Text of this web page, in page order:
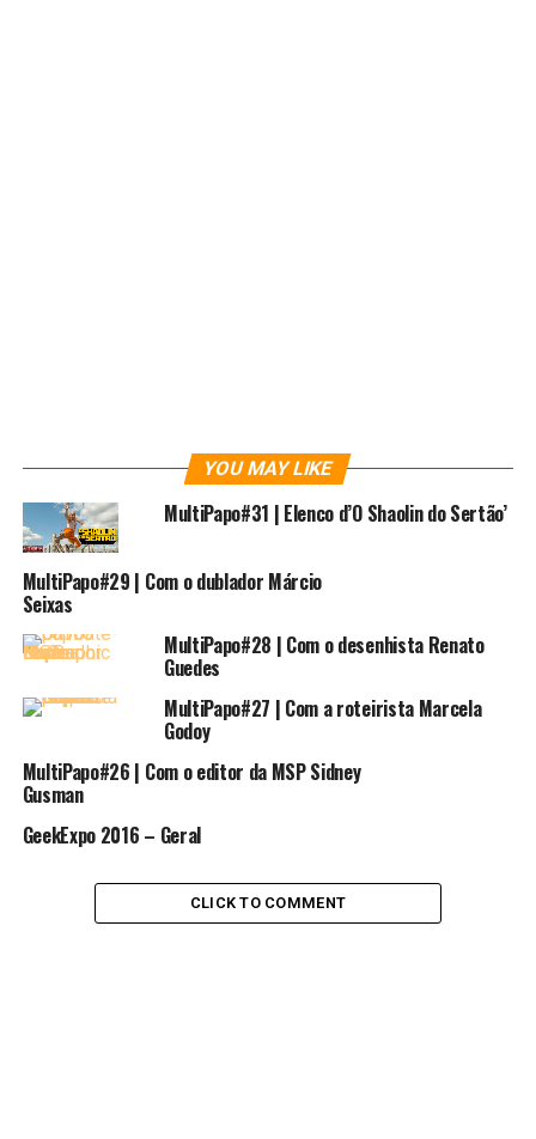
Dan em Jedi Mind Tricks e almoxarife dos “Arquivos X” nas
RELATED TOPICS: GEEKEXPO
home!”
MultiPapo#29 | Com o dublador Márcio Seixas
YOU MAY LIKE
MultiPapo#31 | Elenco d’O Shaolin do Sertão’
MultiPapo#29 | Com o dublador Márcio
Seixas
MultiPapo#28 | Com o desenhista Renato
Guedes
MultiPapo#27 | Com a roteirista Marcela
Godoy
MultiPapo#26 | Com o editor da MSP Sidney
Gusman
GeekExpo 2016 – Geral
CLICK TO COMMENT